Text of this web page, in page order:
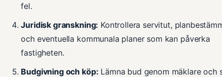
fel.
Juridisk granskning: Kontrollera servitut,
och eventuella kommunala planer som kan påverka
fastigheten.
Budgivning och köp: Lämna bud genom mäklare och